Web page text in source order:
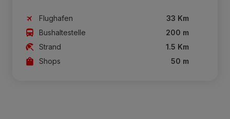
Flughafen
33 Km
Bushaltestelle
200 m
Strand
1.5 Km
Shops
50 m